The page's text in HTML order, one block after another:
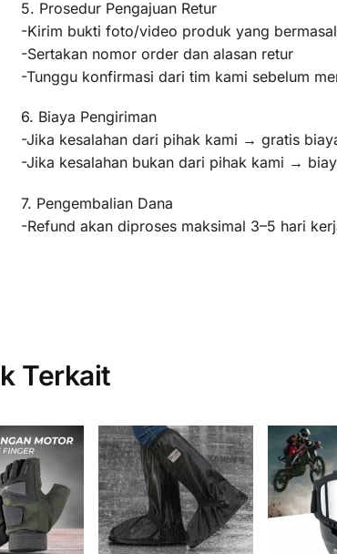
5. Prosedur Pengajuan Retur
-Kirim bukti foto/video produk yang
-Sertakan nomor order dan alasan retur
-Tunggu konfirmasi dari tim kami sebelum
6. Biaya Pengiriman
-Jika kesalahan dari pihak kami → gratis
-Jika kesalahan bukan dari pihak kami →
7. Pengembalian Dana
-Refund akan diproses maksimal 3–5 hari
Terkait